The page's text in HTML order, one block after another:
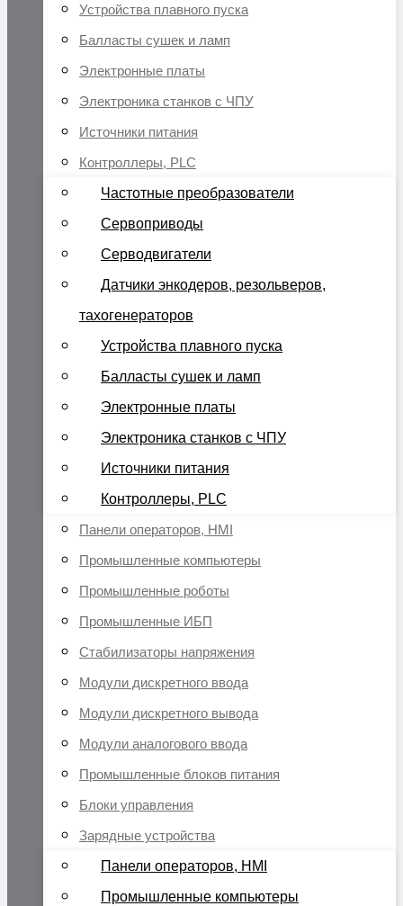
Устройства плавного пуска
Балласты сушек и ламп
Электронные платы
Электроника станков с ЧПУ
Источники питания
Контроллеры, PLC
Частотные преобразователи
Сервоприводы
Серводвигатели
Датчики энкодеров, резольверов,
тахогенераторов
Устройства плавного пуска
Балласты сушек и ламп
Электронные платы
Электроника станков с ЧПУ
Источники питания
Контроллеры, PLC
Панели операторов, HMI
Промышленные компьютеры
Промышленные роботы
Промышленные ИБП
Стабилизаторы напряжения
Модули дискретного ввода
Модули дискретного вывода
Модули аналогового ввода
Промышленные блоков питания
Блоки управления
Зарядные устройства
Панели операторов, HMI
Промышленные компьютеры